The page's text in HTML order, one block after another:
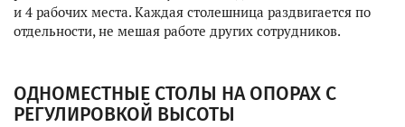
и 4 рабочих места. Каждая столешница раздвигается по
отдельности, не мешая работе других сотрудников.
ОДНОМЕСТНЫЕ СТОЛЫ НА ОПОРАХ С
РЕГУЛИРОВКОЙ ВЫСОТЫ